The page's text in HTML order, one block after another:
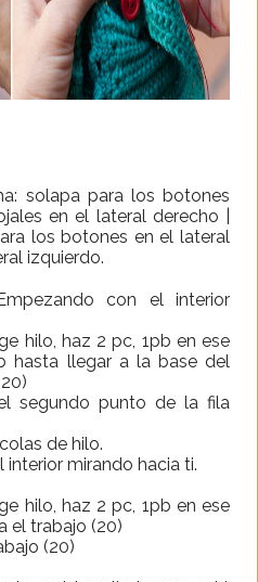
solapa para los botones
en el lateral derecho |
los botones en el lateral
izquierdo.
con el interior
hilo, haz 2 pc, 1pb en ese
hasta llegar a la base del
segundo punto de la fila
de hilo.
mirando hacia ti.
hilo, haz 2 pc, 1pb en ese
el trabajo (20)
(20)